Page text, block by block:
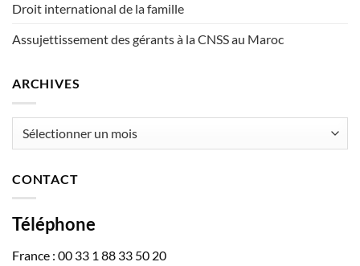
Droit international de la famille
Assujettissement des gérants à la CNSS au Maroc
ARCHIVES
CONTACT
Téléphone
France : 00 33 1 88 33 50 20